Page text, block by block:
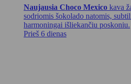
Naujausia Choco Mexico kava
sodriomis šokolado natomis,
harmoningai išliekančiu poskoniu.
Prieš 6 dienas